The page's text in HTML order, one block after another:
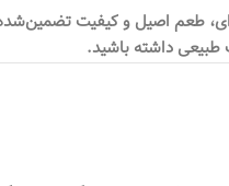
طعم اصیل و کیفیت
طبیعی داشته باشید.